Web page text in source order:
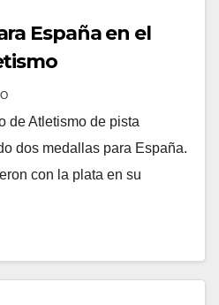
España en el
de Atletismo de pista
dos medallas para España.
con la plata en su